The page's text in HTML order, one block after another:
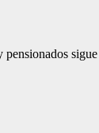
pensionados